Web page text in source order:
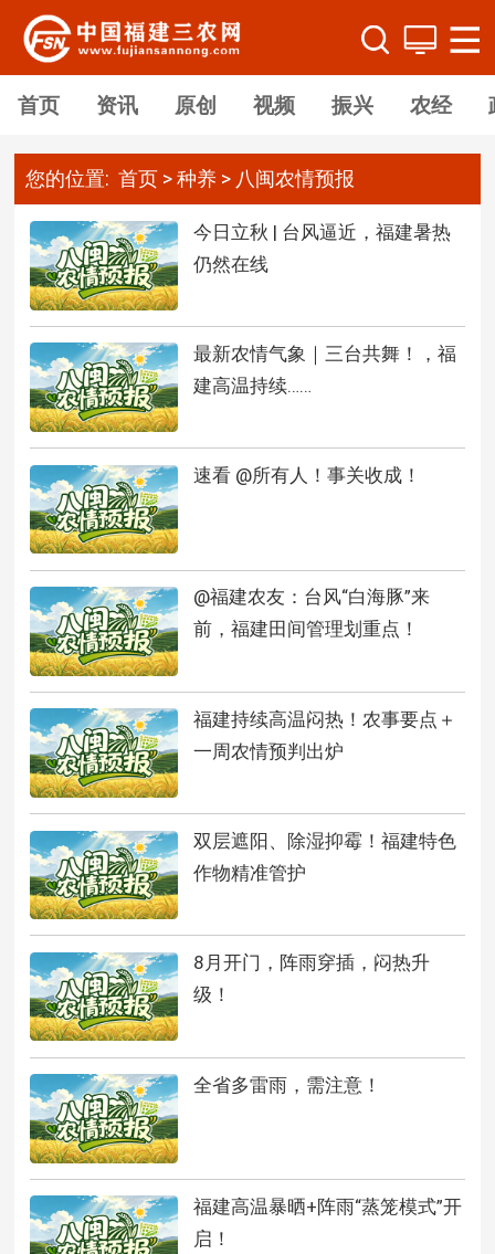
首页 资讯 原创 视频 振兴 农经
您的位置:首页 >种养 > 八闽农情预报
今日立秋 | 台风逼近，福建暑热
仍然在线
最新农情气象｜三台共舞！，福
建高温持续……
速看 @所有人！事关收成！
@福建农友：台风“白海豚”来
前，福建田间管理划重点！
福建持续高温闷热！农事要点＋
一周农情预判出炉
双层遮阳、除湿抑霉！福建特色
作物精准管护
8月开门，阵雨穿插，闷热升
级！
全省多雷雨，需注意！
福建高温暴晒+阵雨“蒸笼模式”开
启！